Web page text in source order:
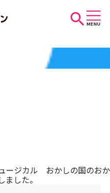
MENU
ージカル おかしの国のおか
した。